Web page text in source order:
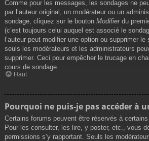
Comme pour les messages, les sondages ne
par l’auteur original, un modérateur ou un
sondage, cliquez sur le bouton Modifierdu
(c’est toujours celui auquel est associé le
l’auteur peut modifier une option ou supprimer le
seuls les modérateurs et les administrateurs
supprimer. Ceci pour empêcher le trucage en
cours de sondage.
Haut
Pourquoi ne puis-je pas accéder à
Certains forums peuvent être réservés à
Pour les consulter, les lire, y poster, etc., vous
permissions s’y rapportant. Seuls les